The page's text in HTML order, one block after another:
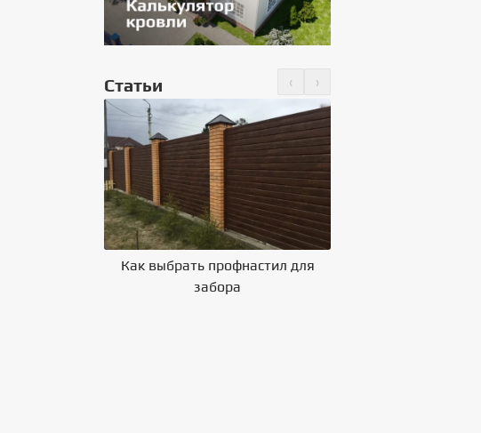
Статьи ‹ ›
Как выбрать профнастил для
забора